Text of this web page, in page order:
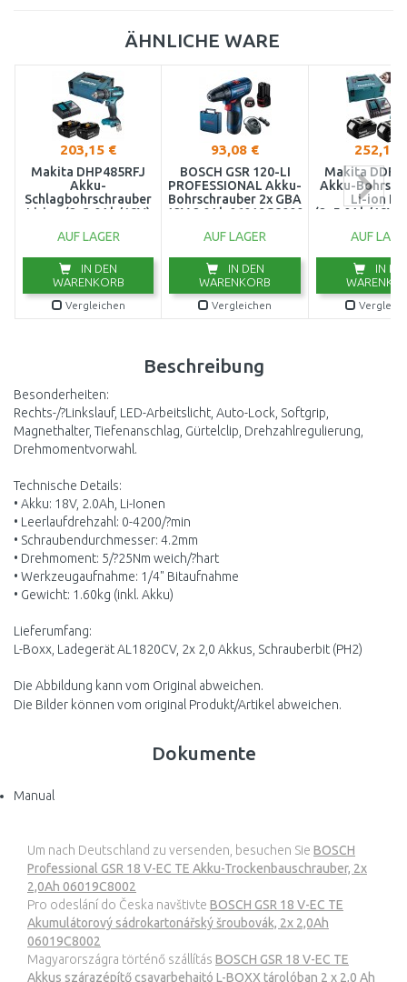
ÄHNLICHE WARE
203,15 €
Makita DHP485RFJ
Akku-
Schlagbohrschrauber
Li-ion (2x3,0Ah/18V)
AUF LAGER
IN DEN
WARENKORB
Vergleichen
93,08 €
BOSCH GSR 120-LI
PROFESSIONAL Akku-
Bohrschrauber 2x GBA
12V 2.0Ah 06019G8000
AUF LAGER
IN DEN
WARENKORB
Vergleichen
252,10
Makita
Akku-
Li-ion
(2x5,0Ah/18V)
AUF
IN
Beschreibung
Besonderheiten:
Rechts-/?Linkslauf, LED-Arbeitslicht, Auto-Lock, Softgrip,
Magnethalter, Tiefenanschlag, Gürtelclip, Drehzahlregulierung,
Drehmomentvorwahl.
Technische Details:
• Akku: 18V, 2.0Ah, Li-Ionen
• Leerlaufdrehzahl: 0-4200/?min
• Schraubendurchmesser: 4.2mm
• Drehmoment: 5/?25Nm weich/?hart
• Werkzeugaufnahme: 1/4" Bitaufnahme
• Gewicht: 1.60kg (inkl. Akku)
Lieferumfang:
L-Boxx, Ladegerät AL1820CV, 2x 2,0 Akkus, Schrauberbit (PH2)
Die Abbildung kann vom Original abweichen.
Die Bilder können vom original Produkt/Artikel abweichen.
Dokumente
Manual
Um nach Deutschland zu versenden, besuchen Sie BOSCH
Professional GSR 18 V-EC TE Akku-Trockenbauschrauber, 2x
2,0Ah 06019C8002
Pro odeslání do Česka navštivte BOSCH GSR 18 V-EC TE
Akumulátorový sádrokartonářský šroubovák, 2x 2,0Ah
06019C8002
Magyarországra történő szállítás BOSCH GSR 18 V-EC TE
Akkus szárazépítő csavarbehajtó L-BOXX tárolóban 2 x 2,0 Ah